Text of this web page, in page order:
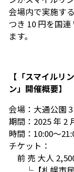
会場内で実施す
つき 10 円を国
ます。
【「スマイル
ン」開催概要】
会場：大通公園
期間：2025 年 2
時間：10:00～
チケット：
前 売 大人